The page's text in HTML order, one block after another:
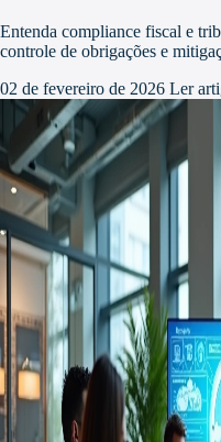
Entenda compliance fiscal e
controle de obrigações e
02 de fevereiro de 2026 Ler